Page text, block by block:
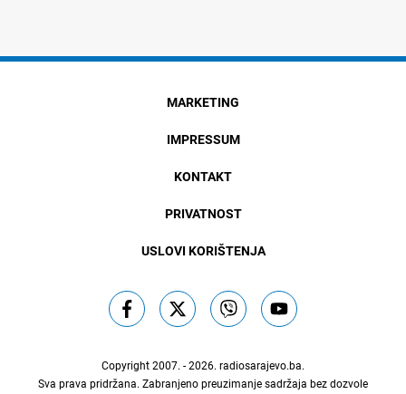
MARKETING
IMPRESSUM
KONTAKT
PRIVATNOST
USLOVI KORIŠTENJA
Copyright 2007. - 2026. radiosarajevo.ba.
Sva prava pridržana. Zabranjeno preuzimanje sadržaja bez dozvole